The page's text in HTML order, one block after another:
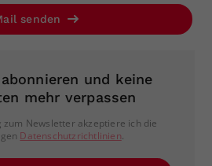
senden
und keine
mehr verpassen
Newsletter akzeptiere ich die
Datenschutzrichtlinien.